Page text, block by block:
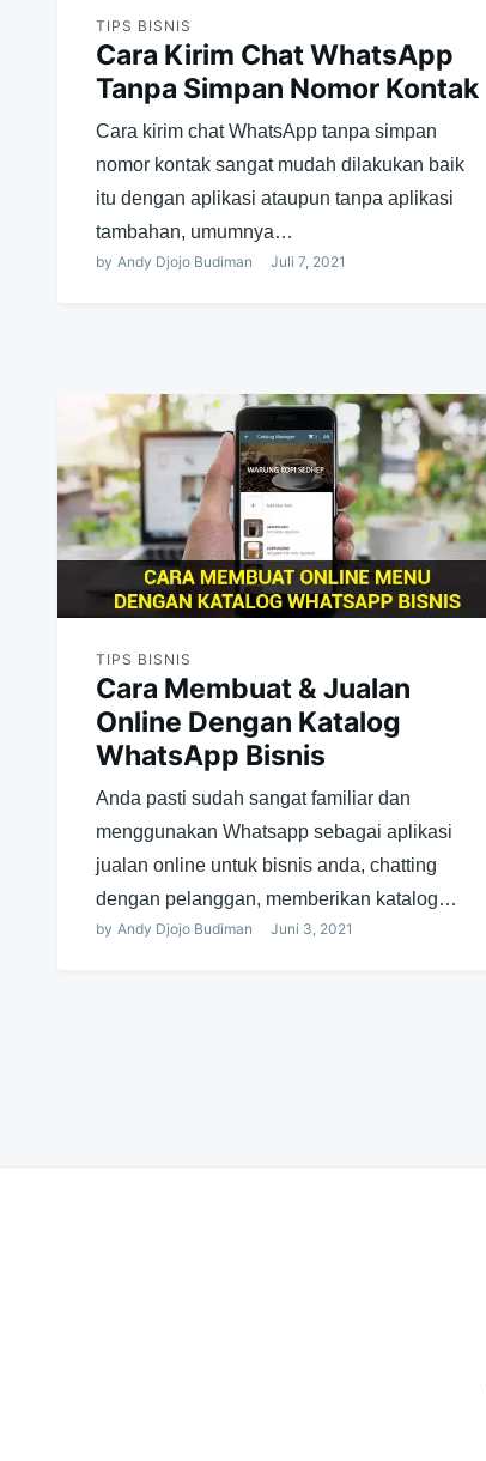
TIPS BISNIS
Cara Kirim Chat WhatsApp
Tanpa Simpan Nomor Kontak
Cara kirim chat WhatsApp tanpa simpan
nomor kontak sangat mudah dilakukan baik
itu dengan aplikasi ataupun tanpa aplikasi
tambahan, umumnya…
by Andy Djojo Budiman Juli 7, 2021
TIPS BISNIS
Cara Membuat & Jualan
Online Dengan Katalog
WhatsApp Bisnis
Anda pasti sudah sangat familiar dan
menggunakan Whatsapp sebagai aplikasi
jualan online untuk bisnis anda, chatting
dengan pelanggan, memberikan katalog…
by Andy Djojo Budiman Juni 3, 2021